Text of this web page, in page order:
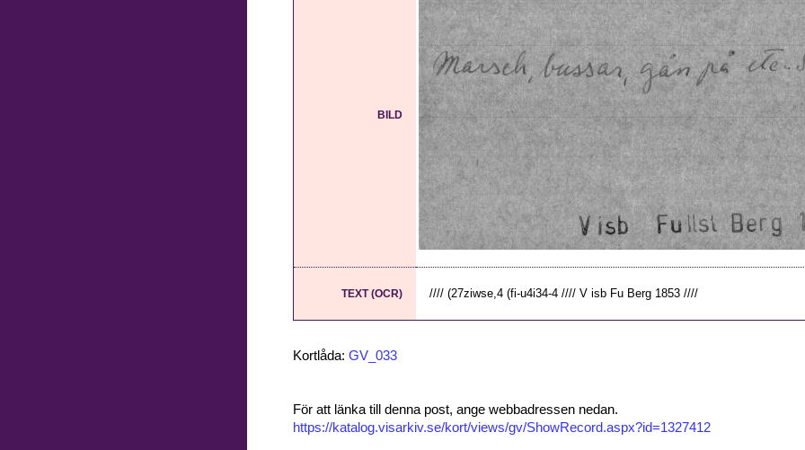
BILD
TEXT (OCR) //// (27ziwse,4 (fi-u4i34-4 //// V isb Fu Berg 1853 ////
Kortlåda: GV_033
För att länka till denna post, ange webbadressen nedan.
https://katalog.visarkiv.se/kort/views/gv/ShowRecord.aspx?id=1327412